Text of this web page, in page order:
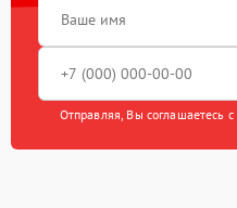
Отправляя, Вы соглашаетесь с